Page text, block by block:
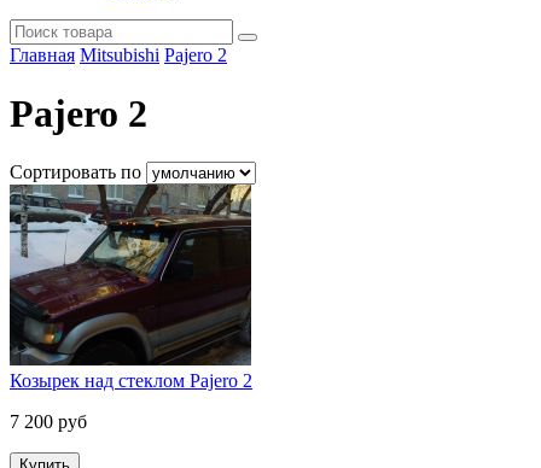
Главная Mitsubishi Pajero 2
Pajero 2
Сортировать по
Козырек над стеклом Pajero 2
7 200 руб